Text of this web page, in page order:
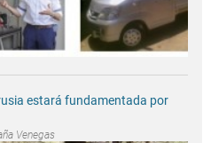
estará fundamentada por
Venegas